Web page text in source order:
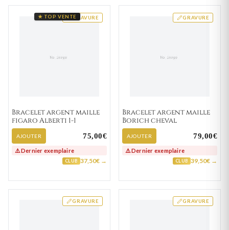
GRAVURE
★ TOP VENTE
Bracelet argent maille
figaro Alberti 1-1
AJOUTER 75,00€
⚠️ Dernier exemplaire
CLUB 37,50€ →
GRAVURE
Bracelet argent maille
Borich cheval
AJOUTER 79,00€
⚠️ Dernier exemplaire
CLUB 39,50€ →
GRAVURE GRAVURE